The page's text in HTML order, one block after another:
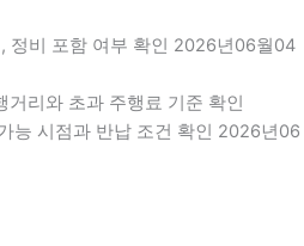
정비 포함 여부 확인 2026년06월04
거리와 초과 주행료 기준 확인
능 시점과 반납 조건 확인 2026년06